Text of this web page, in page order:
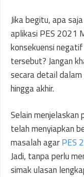
Jika begitu, apa
aplikasi PES 2021
konsekuensi
tersebut? Jangan
secara detail
hingga akhir.
Selain menjelaskan
telah menyiapkan
masalah agarPES
Jadi, tanpa perlu
simak ulasan